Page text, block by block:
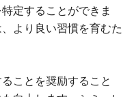
定することができま
より良い習慣を育むた
ことを奨励すること